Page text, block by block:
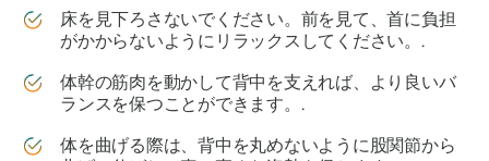
床を見下ろさないでください。前を見て、首に負担
がかからないようにリラックスしてください。.
体幹の筋肉を動かして背中を支えれば、より良いバ
ランスを保つことができます。.
体を曲げる際は、背中を丸めないように股関節から